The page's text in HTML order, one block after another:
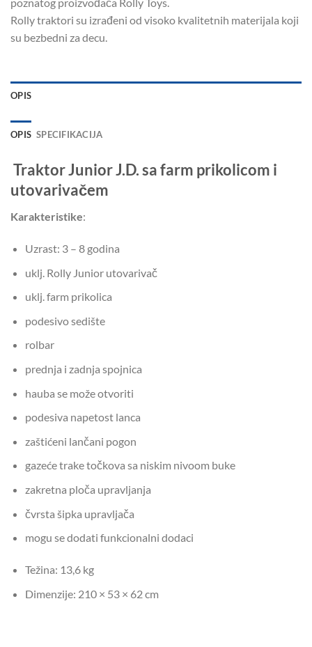
Rolly traktori su izrađeni od visoko kvalitetnih materijala koji
su bezbedni za decu.
OPIS
OPIS SPECIFIKACIJA
Traktor Junior J.D. sa farm prikolicom i
utovarivačem
Karakteristike:
Uzrast: 3 – 8 godina
uklj. Rolly Junior utovarivač
uklj. farm prikolica
podesivo sedište
rolbar
prednja i zadnja spojnica
hauba se može otvoriti
podesiva napetost lanca
zaštićeni lančani pogon
gazeće trake točkova sa niskim nivoom buke
zakretna ploča upravljanja
čvrsta šipka upravljača
mogu se dodati funkcionalni dodaci
Težina: 13,6 kg
Dimenzije: 210 × 53 × 62 cm